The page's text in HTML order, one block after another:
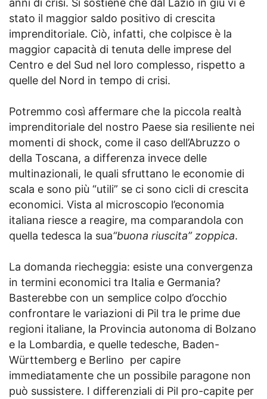
stato il maggior saldo positivo di crescita
imprenditoriale. Ciò, infatti, che colpisce è la
maggior capacità di tenuta delle imprese del
Centro e del Sud nel loro complesso, rispetto a
quelle del Nord in tempo di crisi.
Potremmo così affermare che la piccola realtà
imprenditoriale del nostro Paese sia resiliente nei
momenti di shock, come il caso dell’Abruzzo o
della Toscana, a differenza invece delle
multinazionali, le quali sfruttano le economie di
scala e sono più “utili” se ci sono cicli di crescita
economici. Vista al microscopio l’economia
italiana riesce a reagire, ma comparandola con
quella tedesca la sua“buona riuscita” zoppica.
La domanda riecheggia: esiste una convergenza
in termini economici tra Italia e Germania?
Basterebbe con un semplice colpo d’occhio
confrontare le variazioni di Pil tra le prime due
regioni italiane, la Provincia autonoma di Bolzano
e la Lombardia, e quelle tedesche, Baden-
Württemberg e Berlino per capire
immediatamente che un possibile paragone non
può sussistere. I differenziali di Pil pro-capite per